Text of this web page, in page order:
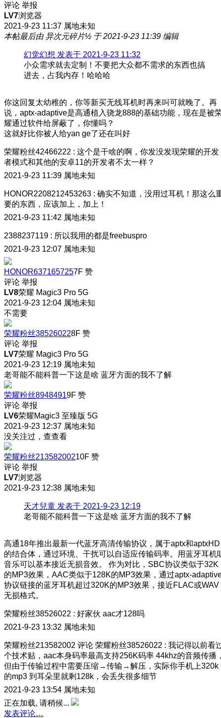
评论 举报
LV7浏览器
2021-9-23 11:37 属地未知
本帖最后由 异次元碎片½ 于 2021-9-23 11:39 编辑
幻觉幻想 发表于 2021-9-23 11:32
小众需求就去定制！不要把大众都不需求的东西也搞
进去，占我内存！哈哈哈
你这回复太幼稚的，你等新买无线耳机时再来叫可就晚了。再
说，aptx-adaptive是高通植入骁龙888的基础功能，现在是被
耀通过软件给屏蔽了，你懂吗？
这就好比你被人给yan ge了还在叫好
荣耀粉丝42466222 : 这个是干啥的啊，你发没发现荣耀的开发
者模式和其他的安卓11的开发者不太一样？
2021-9-23 11:39 属地未知
HONOR2208212453263 : 确实不知道，没用过耳机！那这么
要的东西，应该加上，加上！
2021-9-23 11:42 属地未知
2388237119 : 所以我用的都是freebuspro
2021-9-23 12:07 属地未知
HONOR6371657257F 赞
评论 举报
LV8荣耀 Magic3 Pro 5G
2021-9-23 12:04 属地未知
不需要
荣耀粉丝385260228F 赞
评论 举报
LV7荣耀 Magic3 Pro 5G
2021-9-23 12:19 属地未知
老哥能不能科普一下这是啥 蓝牙方面的我不了解
荣耀粉丝89484919F 赞
评论 举报
LV6荣耀Magic3 至臻版 5G
2021-9-23 12:37 属地未知
没关注过，查查看
荣耀粉丝21358200210F 赞
评论 举报
LV7浏览器
2021-9-23 12:38 属地未知
天才兒童 发表于 2021-9-23 12:19
老哥能不能科普一下这是啥 蓝牙方面的我不了解
高通18年推出最新一代蓝牙高清传输协议，属于aptx和aptxHD
的结合体，通过环境、干扰可以自适应传输码率。用蓝牙耳机
音乐可以基本接近无损音效。 作为对比，SBC协议类似于32K
的MP3效果，AAC类似于128K的MP3效果，通过aptx-
协议链接的蓝牙耳机超过320K的MP3效果，接近FLAC或WAV
无损格式。
荣耀粉丝38526022 : 好家伙 aac才128吗
2021-9-23 13:32 属地未知
荣耀粉丝213582002 评论 荣耀粉丝38526022 : 我记得以前看
个技术贴，aac本身码率最高支持256K码率 44khz的音频传播
但由于传输过程中需要压缩→传输→解压，实际你手机上320k
的mp3 到耳朵里就剩128k，会丢失很多细节
2021-9-23 13:54 属地未知
正在加载, 请稍候...
发表评论…